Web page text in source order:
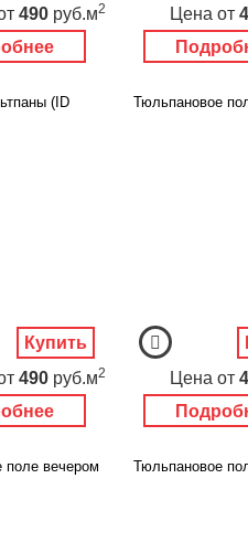
490 руб.м2 Цена от
(ID
490 руб.м2
Купить
Тюльпановое
Цена от
поле вечером
Тюльпановое